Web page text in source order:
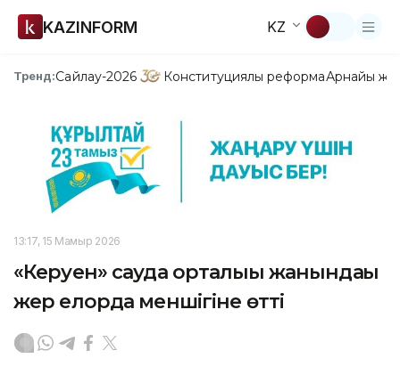
KAZINFORM KZ
Тренд:Сайлау-2026 Конституциялық реформаАрнайы
13:17, 15 Мамыр 2026
«Керуен» сауда орталығы жанындағы
жер елорда меншігіне өтті